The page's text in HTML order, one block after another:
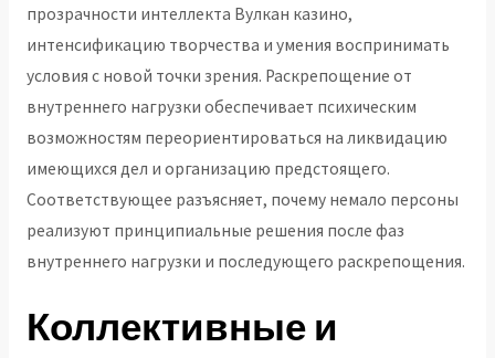
прозрачности интеллекта Вулкан казино,
интенсификацию творчества и умения воспринимать
условия с новой точки зрения. Раскрепощение от
внутреннего нагрузки обеспечивает психическим
возможностям переориентироваться на ликвидацию
имеющихся дел и организацию предстоящего.
Соответствующее разъясняет, почему немало персоны
реализуют принципиальные решения после фаз
внутреннего нагрузки и последующего раскрепощения.
Коллективные и